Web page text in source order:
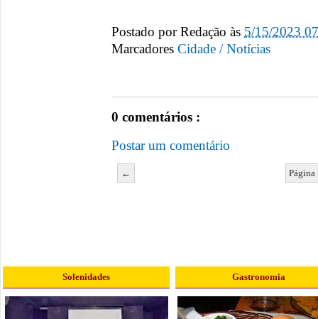
Postado porRedação às 5/15/2023
Marcadores Cidade / Notícias
0 comentários :
Postar um comentário
←
Solenidades Gastronomia